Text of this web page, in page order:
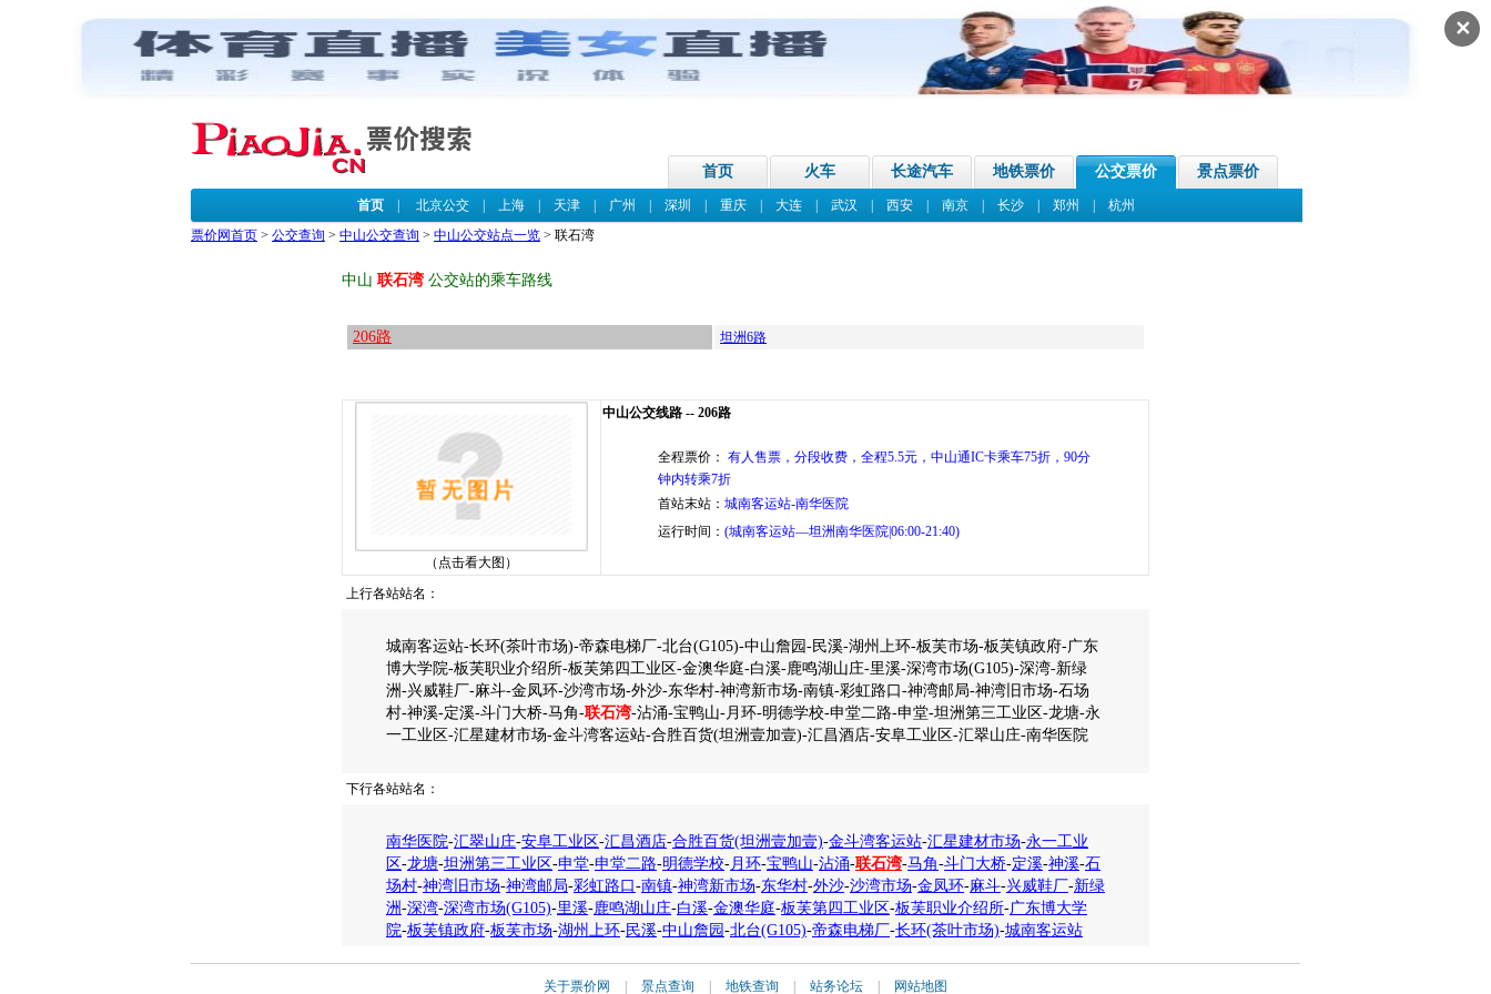
✕
首页 火车 长途汽车 地铁票价 公交票价 景点票价
首页| 北京公交| 上海| 天津| 广州 深圳 重庆| 大连| 武汉 西安| 南京| 长沙| 郑州
杭州
票价网首页 > 公交查询 > 中山公交查询 > 中山公交站点一览 > 联石湾
中山 联石湾 公交站的乘车路线
206路 坦洲6路
（点击看大图）
中山公交线路 -- 206路
全程票价： 有人售票，分段收费，全程5.5元，中山通IC卡乘车75折，90分
钟内转乘7折
首站末站： 城南客运站-南华医院
运行时间： (城南客运站—坦洲南华医院|06:00-21:40)
上行各站站名：
城南客运站-长环(茶叶市场)-帝森电梯厂-北台(G105)-中山詹园-民溪-湖州上环-板芙市场-板芙镇政府-广东
博大学院-板芙职业介绍所-板芙第四工业区-金澳华庭-白溪-鹿鸣湖山庄-里溪-深湾市场(G105)-深湾-新绿
洲-兴威鞋厂-麻斗-金凤环-沙湾市场-外沙-东华村-神湾新市场-南镇-彩虹路口-神湾邮局-神湾旧市场-石场
村-神溪-定溪-斗门大桥-马角-联石湾-沾涌-宝鸭山-月环-明德学校-申堂二路-申堂-坦洲第三工业区-龙塘-永
一工业区-汇星建材市场-金斗湾客运站-合胜百货(坦洲壹加壹)-汇昌酒店-安阜工业区-汇翠山庄-南华医院
下行各站站名：
南华医院-汇翠山庄-安阜工业区-汇昌酒店-合胜百货(坦洲壹加壹)-金斗湾客运站-汇星建材市场-永一工业
区-龙塘-坦洲第三工业区-申堂-申堂二路-明德学校-月环-宝鸭山-沾涌-联石湾-马角-斗门大桥-定溪-神溪-石
场村-神湾旧市场-神湾邮局-彩虹路口 -南镇-神湾新市场-东华村-外沙-沙湾市场-金凤环-麻斗-兴威鞋厂-新绿
洲-深湾-深湾市场(G105)-里溪-鹿鸣湖山庄-白溪-金澳华庭-板芙第四工业区-板芙职业介绍所-广东博大学
院-板芙镇政府-板芙市场-湖州上环-民溪-中山詹园 -北台(G105)-帝森电梯厂-长环(茶叶市场)-城南客运站
关于票价网 景点查询 地铁查询 站务论坛 网站地图